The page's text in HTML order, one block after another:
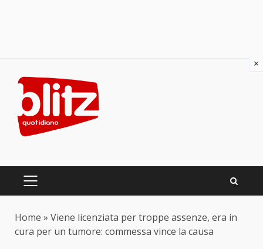
content
PRIMARY
Home » Viene licenziata per troppe assenze, era in
cura per un tumore: commessa vince la causa
×